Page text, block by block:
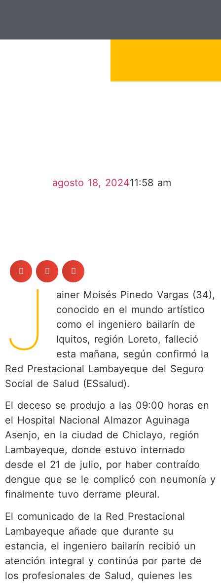
agosto 18, 202411:58 am
J
ainer Moisés Pinedo Vargas (34),
conocido en el mundo artístico
como el ingeniero bailarín de
Iquitos, región Loreto, falleció
esta mañana, según confirmó la
Red Prestacional Lambayeque del Seguro
Social de Salud (ESsalud).
El deceso se produjo a las 09:00 horas en
el Hospital Nacional Almazor Aguinaga
Asenjo, en la ciudad de Chiclayo, región
Lambayeque, donde estuvo internado
desde el 21 de julio, por haber contraído
dengue que se le complicó con neumonía y
finalmente tuvo derrame pleural.
El comunicado de la Red Prestacional
Lambayeque añade que durante su
estancia, el ingeniero bailarín recibió un
atención integral y continúa por parte de
los profesionales de Salud, quienes les